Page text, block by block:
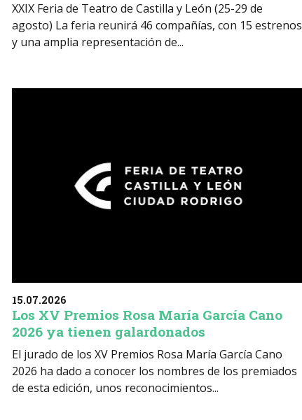
XXIX Feria de Teatro de Castilla y León (25-29 de
agosto) La feria reunirá 46 compañías, con 15 estrenos
y una amplia representación de...
15.07.2026
Los XV Premios Rosa María García Cano
2026 ya tienen galardonados
El jurado de los XV Premios Rosa María García Cano
2026 ha dado a conocer los nombres de los premiados
de esta edición, unos reconocimientos...